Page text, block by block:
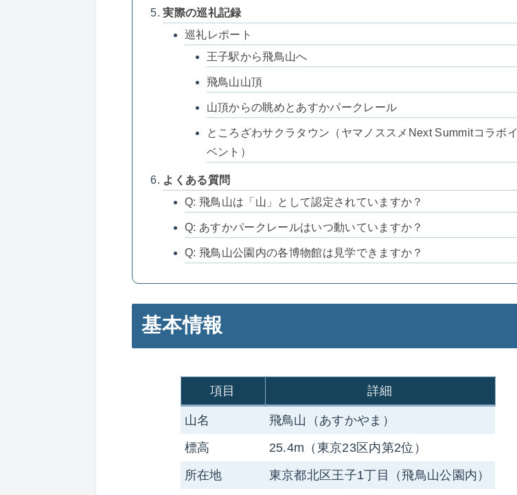
実際の巡礼記録
巡礼レポート
王子駅から飛鳥山へ
飛鳥山山頂
山頂からの眺めとあすかパークレール
ところざわサクラタウン（ヤマノススメNext Summitコラボイ
ベント）
よくある質問
Q: 飛鳥山は「山」として認定されていますか？
Q: あすかパークレールはいつ動いていますか？
Q: 飛鳥山公園内の各博物館は見学できますか？
基本情報
項目 詳細
山名
飛鳥山（あすかやま）
標高
25.4m（東京23区内第2位）
所在地
東京都北区王子1丁目（飛鳥山公園内）